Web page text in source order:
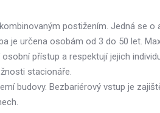
postižením. Jedná se o
je určena osobám od 3 do 50 let.
přístup a respektují jejich
stacionáře.
budovy. Bezbariérový vstup je